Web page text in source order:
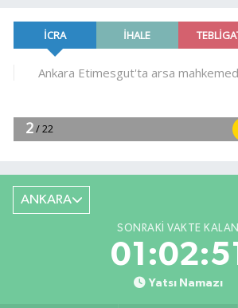
TREN CAMLARI
MAL ALIMI İŞİ
ANKARA
SONRAKI VAKTE KALAN
01:02:50
Yatsı Namazı